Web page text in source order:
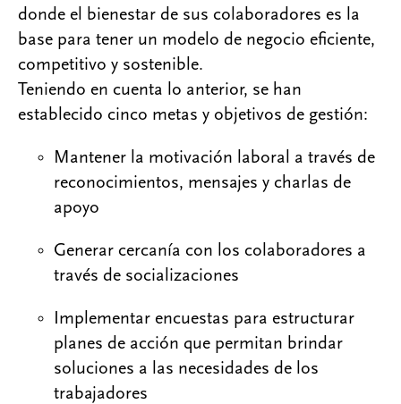
donde el bienestar de sus colaboradores es la
base para tener un modelo de negocio eficiente,
competitivo y sostenible.
Teniendo en cuenta lo anterior, se han
establecido cinco metas y objetivos de gestión:
Mantener la motivación laboral a través de
reconocimientos, mensajes y charlas de
apoyo
Generar cercanía con los colaboradores a
través de socializaciones
Implementar encuestas para estructurar
planes de acción que permitan brindar
soluciones a las necesidades de los
trabajadores